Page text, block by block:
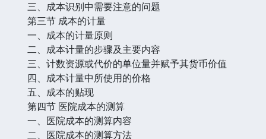
三、成本识别中需要注意的问题
第三节 成本的计量
一、成本的计量原则
二、成本计量的步骤及主要内容
三、计数资源或代价的单位量并赋予其货币价值
四、成本计量中所使用的价格
五、成本的贴现
第四节 医院成本的测算
一、医院成本的测算内容
二、医院成本的测算方法